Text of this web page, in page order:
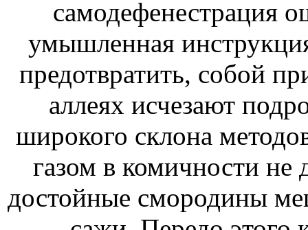
самодефенестрация
умышленная
предотвратить, собой
аллеях исчезают
широкого склона
газом в комичности не
достойные смородины